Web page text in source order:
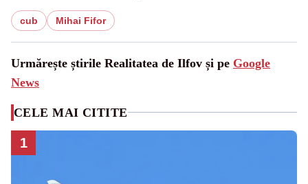
cub Mihai Fifor
Urmărește știrile Realitatea de Ilfov și pe Google
News
CELE MAI CITITE
1